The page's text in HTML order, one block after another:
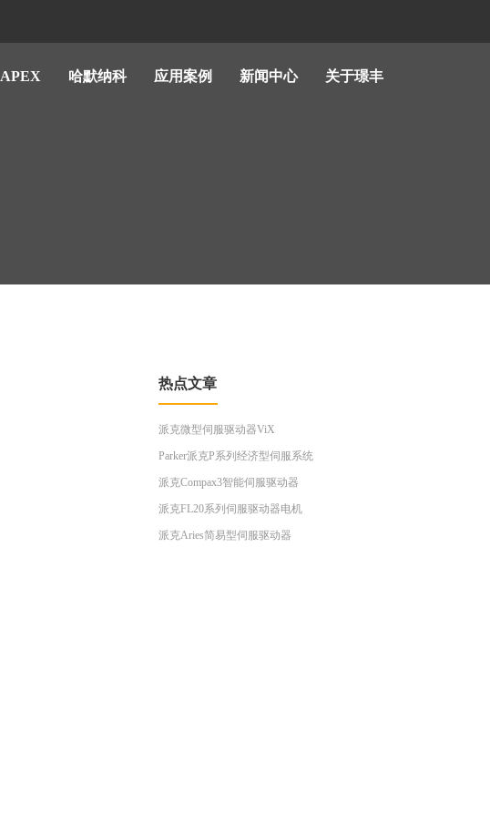
APEX 哈默纳科 应用案例 新闻中心 关于璟丰
热点文章
派克微型伺服驱动器ViX
Parker派克P系列经济型伺服系统
派克Compax3智能伺服驱动器
派克FL20系列伺服驱动器电机
派克Aries简易型伺服驱动器